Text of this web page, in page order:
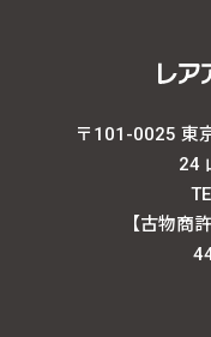
〒101-0025 東
24
【古物商